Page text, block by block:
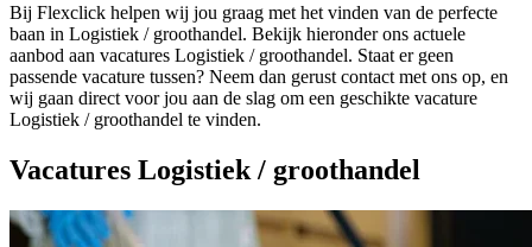
Bij Flexclick helpen wij jou graag met het vinden van de perfecte
baan in Logistiek / groothandel. Bekijk hieronder ons actuele
aanbod aan vacatures Logistiek / groothandel. Staat er geen
passende vacature tussen? Neem dan gerust contact met ons op, en
wij gaan direct voor jou aan de slag om een geschikte vacature
Logistiek / groothandel te vinden.
Vacatures Logistiek / groothandel